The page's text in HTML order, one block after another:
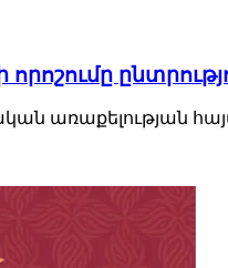
առաքելության